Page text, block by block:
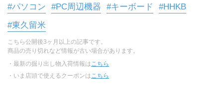
#パソコン #PC周辺機器 #キーボード
#HHKB
#東久留米
こちら公開後3ヶ月以上の記事です。
商品の売り切れなど情報が古い場合があります。
・最新の掘り出し物入荷情報は こちら
・いま店頭で使えるクーポンは こちら